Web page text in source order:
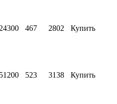
467 2802 Купить
523 3138 Купить